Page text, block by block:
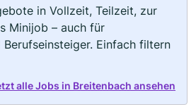
in Vollzeit, Teilzeit, zur
Minijob – auch für
Berufseinsteiger. Einfach filtern
alle Jobs in Breitenbach ansehen